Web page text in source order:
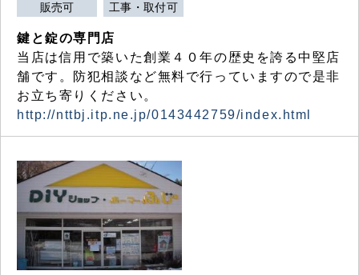
販売可 工事・取付可
鍵と錠の専門店
当店は信用で築いた創業４０年の歴史を誇る中堅店
舗です。防犯相談など無料で行っていますので是非
お立ち寄りください。
http://nttbj.itp.ne.jp/0143442759/index.html